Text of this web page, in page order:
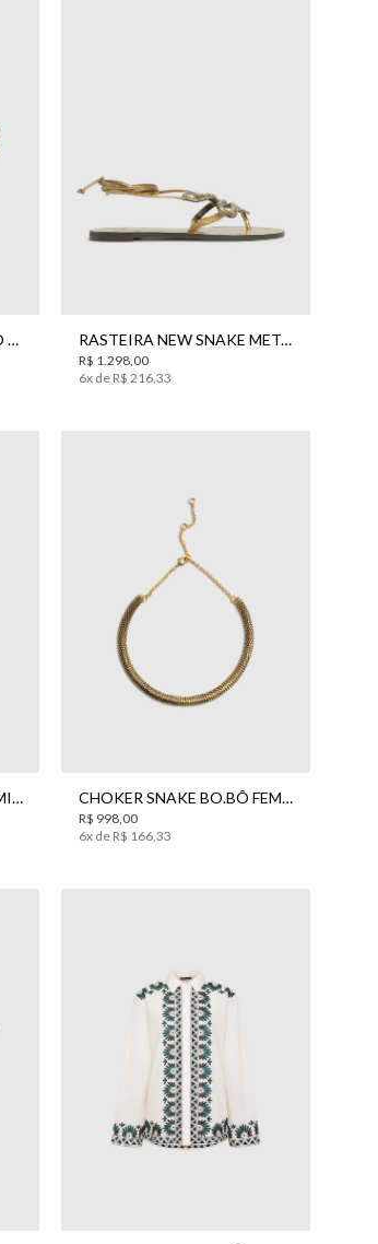
BRINCO ANGEL DOURADO BO.BÔ FEMININO RASTEIRA NEW SNAKE METAL BO.BÔ FEMININA
R$ 1 298, 00
6x de R$ 216, 33
VESTIDO MAGDA ROSES MIDI BO.BÔ FEMININO CHOKER SNAKE BO.BÔ FEMININA
R$ 998, 00
6x de R$ 166, 33